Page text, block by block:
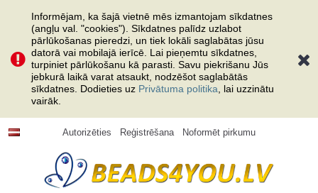
Informējam, ka šajā vietnē mēs izmantojam sīkdatnes
(angļu val. "cookies"). Sīkdatnes palīdz uzlabot
pārlūkošanas pieredzi, un tiek lokāli saglabātas jūsu
datorā vai mobilajā ierīcē. Lai pieņemtu sīkdatnes,
turpiniet pārlūkošanu kā parasti. Savu piekrišanu Jūs
jebkurā laikā varat atsaukt, nodzēšot saglabātās
sīkdatnes. Dodieties uz Privātuma politika , lai uzzinātu
vairāk.
Autorizēties Reģistrēšana Noformēt pirkumu